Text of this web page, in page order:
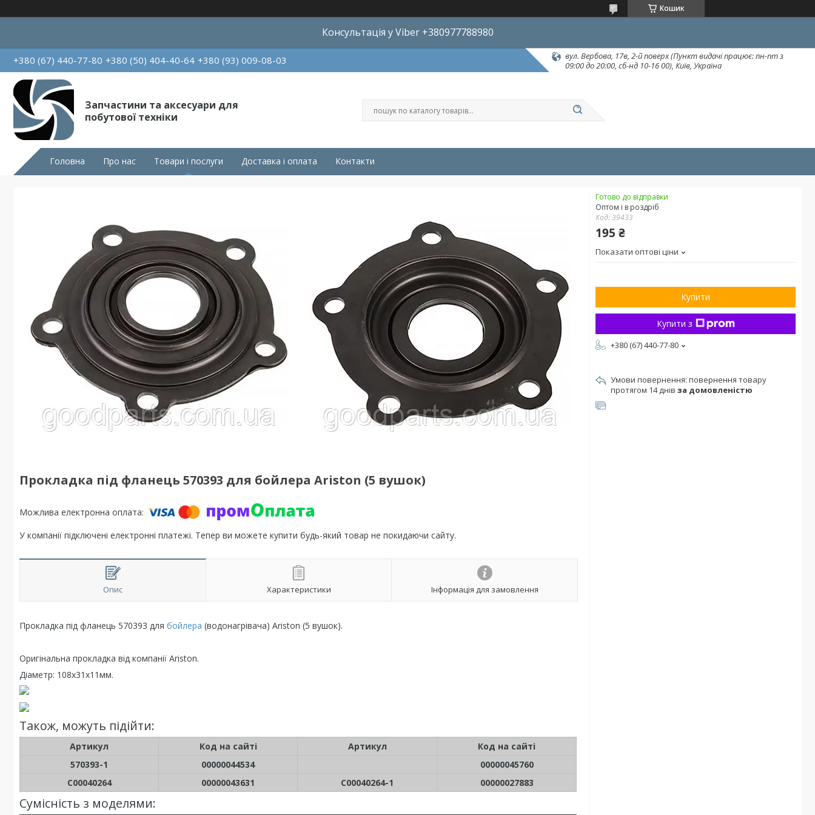
Кошик
Консультація у Viber +380977788980
+380 (67) 440-77-80 +380 (50) 404-40-64 +380 (93) 009-08-03
вул. Вербова, 17в, 2-й поверх (Пункт видачі працює: пн-пт з
09:00 до 20:00, сб-нд 10-16 00), Київ, Україна
Запчастини та аксесуари для
побутової техніки
Головна Про нас Товари і послуги Доставка і оплата Контакти
Прокладка під фланець 570393 для бойлера Ariston (5 вушок)
У компанії підключені електронні платежі. Тепер ви можете купити будь-який товар не покидаючи сайту.
Опис Характеристики Інформація для замовлення
Прокладка під фланець 570393 для бойлера (водонагрівача) Ariston (5 вушок).
Оригінальна прокладка від компанії Ariston.
Діаметр: 108x31x11мм.
Також, можуть підійти:
Артикул Код на сайті Артикул
Код на сайті
570393-1
00000044534
00000045760
C00040264
00000043631 C00040264-1 00000027883
Сумісність з моделями:
Готово до відправки
Оптом і в роздріб
Код:39433
195 ₴
Показати оптові ціни
Купити
Купити з
+380 (67) 440-77-80
повернення товару
протягом 14 днів за домовленістю